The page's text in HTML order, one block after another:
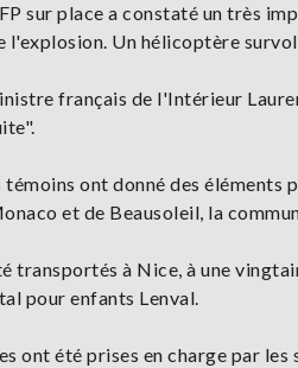
sur place a constaté un très
l'explosion. Un hélicoptère
français de l'Intérieur
ont donné des
et de Beausoleil, la
transportés à Nice, à une
pour enfants Lenval.
ont été prises en charge par